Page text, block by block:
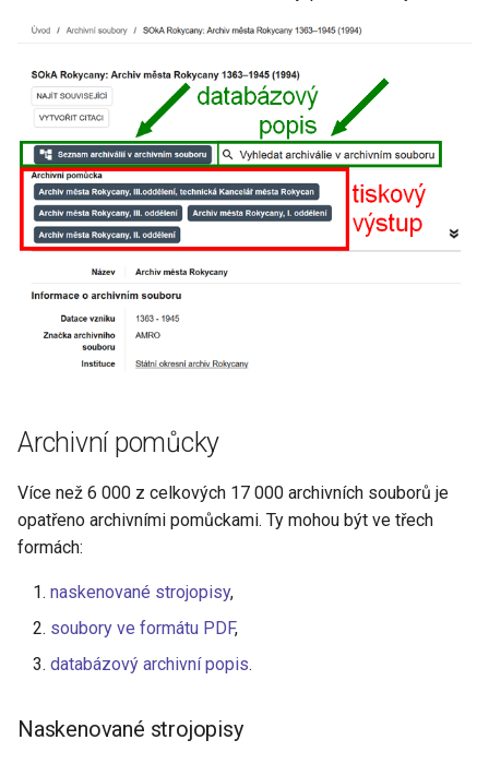
Archivní pomůcky
Více než 6 000 z celkových 17 000 archivních souborů je
opatřeno archivními pomůckami. Ty mohou být ve třech
formách:
naskenované strojopisy,
soubory ve formátu PDF,
databázový archivní popis.
Naskenované strojopisy